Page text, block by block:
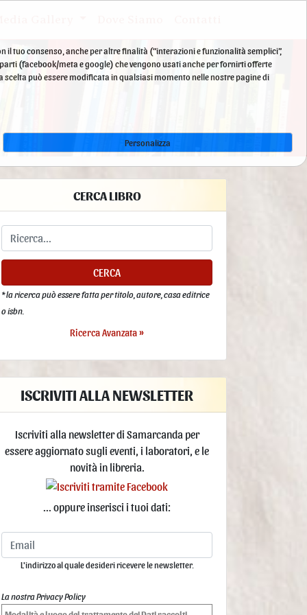
CERCA LIBRO
CERCA
* la ricerca può essere fatta per titolo, autore, casa editrice
o isbn.
Ricerca Avanzata »
ISCRIVITI ALLA NEWSLETTER
Iscriviti alla newsletter di Samarcanda per
essere aggiornato sugli eventi, i laboratori, e le
novità in libreria.
... oppure inserisci i tuoi dati:
L'indirizzo al quale desideri ricevere le newsletter.
La nostra Privacy Policy
tuo consenso, anche per altre finalità (“interazioni e funzionalità semplici”,
(facebook/meta e google) che vengono usati anche per fornirti offerte
scelta può essere modificata in qualsiasi momento nelle nostre pagine di
Personalizza